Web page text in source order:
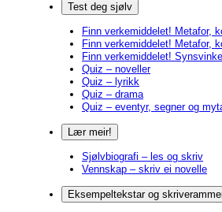
Test deg sjølv
Finn verkemiddelet! Metafor,
Finn verkemiddelet! Metafor,
Finn verkemiddelet! Synsvinkel
Quiz – noveller
Quiz – lyrikk
Quiz – drama
Quiz – eventyr, segner og
Lær meir!
Sjølvbiografi – les og skriv
Vennskap – skriv ei novelle
Eksempeltekstar og